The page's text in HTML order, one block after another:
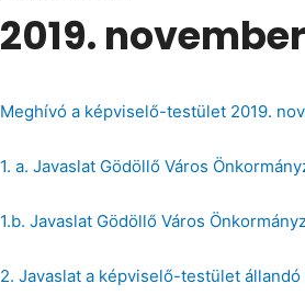
2019.
Meghívó a képviselő-testület 2019.
1. a. Javaslat Gödöllő Város
1.b. Javaslat Gödöllő Város
2. Javaslat a képviselő-testület